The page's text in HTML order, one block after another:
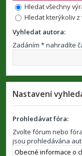
Hledat všechny
Hledat kterýkoliv z
Vyhledat autora:
Zadáním * nahradíte
Nastavení
Prohledávat fóra:
Zvolte fórum nebo
jsou prohledávána